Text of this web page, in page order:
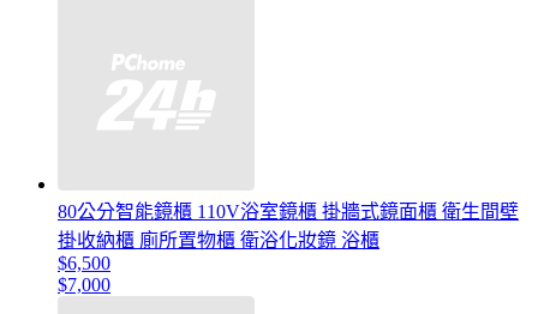
80公分智能鏡櫃 110V浴室鏡櫃 掛牆式鏡面櫃 衛生間壁
掛收納櫃 廁所置物櫃 衛浴化妝鏡 浴櫃
$6,500
$7,000